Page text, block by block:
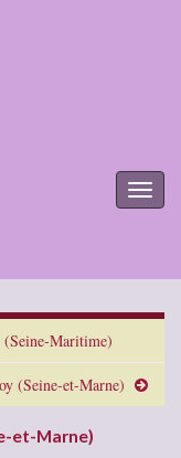
Maritime)
(Seine-et-Marne)
et-Marne)